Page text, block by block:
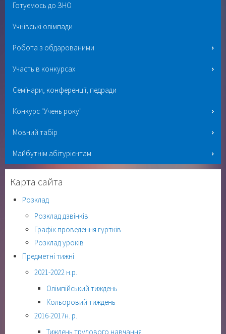
Готуємось до ЗНО
Учнівські олімпади
Робота з обдарованими
Участь в конкурсах
Семінари, конференції, педради
Конкурс "Учень року"
Мовний табір
Майбутнім абітурієнтам
Карта сайта
Розклад
Розклад дзвінків
Графік проведення гуртків
Розклад уроків
Предметні тижні
2021-2022 н.р.
Олімпійський тиждень
Кольоровий тиждень
2016-2017н. р.
Тиждень трудового навчання